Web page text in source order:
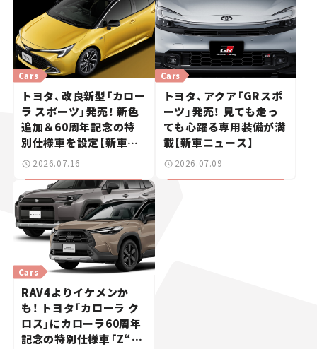
Cars
トヨタ、改良新型「カロー
ラ スポーツ」発売！ 新色
追加＆60周年記念の特
別仕様車を設定【新車ニ
ュース】
2026.07.16
Cars
トヨタ、アクア「GRスポ
ーツ」発売！ 見ても走っ
ても心躍る専用装備が満
載【新車ニュース】
2026.07.09
Cars
RAV4よりイケメンか
も！ トヨタ「カローラ ク
ロス」にカローラ60周年
記念の特別仕様車「Z“ア